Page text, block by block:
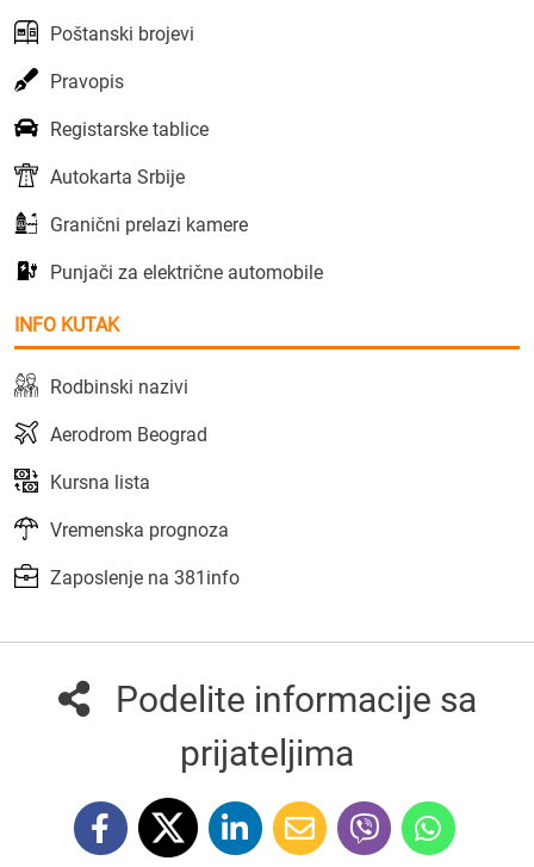
Poštanski brojevi
Pravopis
Registarske tablice
Autokarta Srbije
Granični prelazi kamere
Punjači za električne automobile
INFO KUTAK
Rodbinski nazivi
Aerodrom Beograd
Kursna lista
Vremenska prognoza
Zaposlenje na 381info
Podelite informacije sa
prijateljima